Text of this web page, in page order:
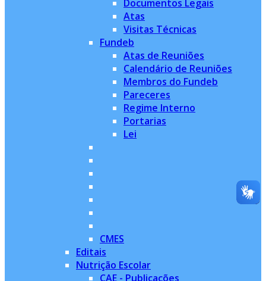
Documentos Legais
Atas
Visitas Técnicas
Fundeb
Atas de Reuniões
Calendário de Reuniões
Membros do Fundeb
Pareceres
Regime Interno
Portarias
Lei
CMES
Editais
Nutrição Escolar
CAE - Publicações